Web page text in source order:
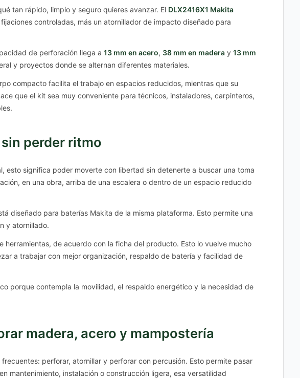
tan rápido, limpio y seguro quieres avanzar. El DLX2416X1 Makita
controladas, más un atornillador de impacto diseñado para
de perforación llega a 13 mm en acero, 38 mm en madera y 13 mm
y proyectos donde se alternan diferentes materiales.
compacto facilita el trabajo en espacios reducidos, mientras que su
que el kit sea muy conveniente para técnicos, instaladores, carpinteros,
perder ritmo
esto significa poder moverte con libertad sin detenerte a buscar una toma
en una obra, arriba de una escalera o dentro de un espacio reducido
diseñado para baterías Makita de la misma plataforma. Esto permite una
y atornillado.
herramientas, de acuerdo con la ficha del producto. Esto lo vuelve mucho
a trabajar con mejor organización, respaldo de batería y facilidad de
porque contempla la movilidad, el respaldo energético y la necesidad de
madera, acero y mampostería
perforar, atornillar y perforar con percusión. Esto permite pasar
mantenimiento, instalación o construcción ligera, esa versatilidad